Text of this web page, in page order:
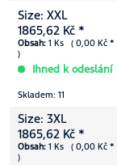
Size: XXL
1865,62 Kč *
Obsah: 1 Ks ( 0,00 Kč *
)
Ihned k odeslání
Skladem: 11
Size: 3XL
1865,62 Kč *
Obsah: 1 Ks ( 0,00 Kč *
)